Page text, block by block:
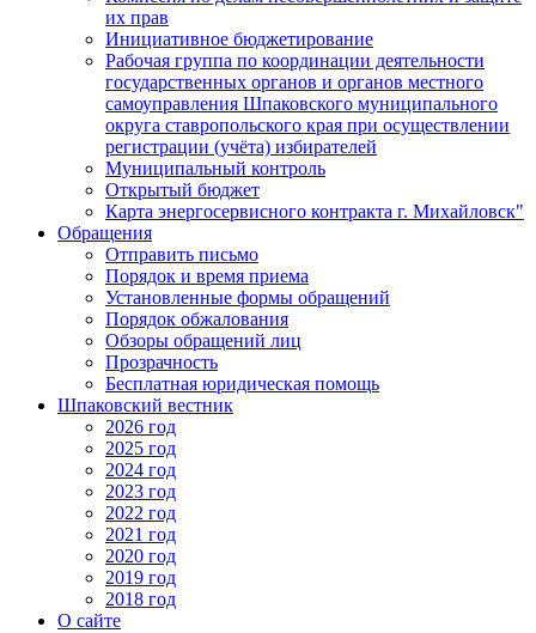
их прав
Инициативное бюджетирование
Рабочая группа по координации деятельности
государственных органов и органов местного
самоуправления Шпаковского муниципального
округа ставропольского края при осуществлении
регистрации (учёта) избирателей
Муниципальный контроль
Открытый бюджет
Карта энергосервисного контракта г. Михайловск"
Обращения
Отправить письмо
Порядок и время приема
Установленные формы обращений
Порядок обжалования
Обзоры обращений лиц
Прозрачность
Бесплатная юридическая помощь
Шпаковский вестник
2026 год
2025 год
2024 год
2023 год
2022 год
2021 год
2020 год
2019 год
2018 год
О сайте